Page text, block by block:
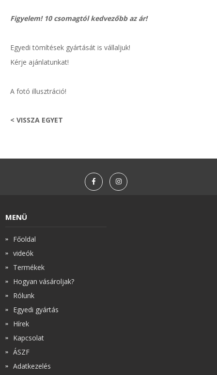
Figyelem! 10 csomagtól kedvezőbb az ár!
Egyedi tömítések gyártását is vállaljuk!
Kérje ajánlatunkat!
A fotó illusztráció!
< VISSZA EGYET
MENÜ
Főoldal
videók
Termékek
Hogyan vásároljak?
Rólunk
Egyedi gyártás
Hírek
Kapcsolat
ÁSZF
Adatkezelés